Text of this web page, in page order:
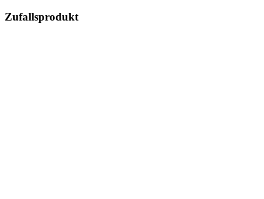
Zufallsprodukt